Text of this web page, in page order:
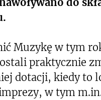
Muzykę w tym
praktycznie
dotacji, kiedy to
w tym